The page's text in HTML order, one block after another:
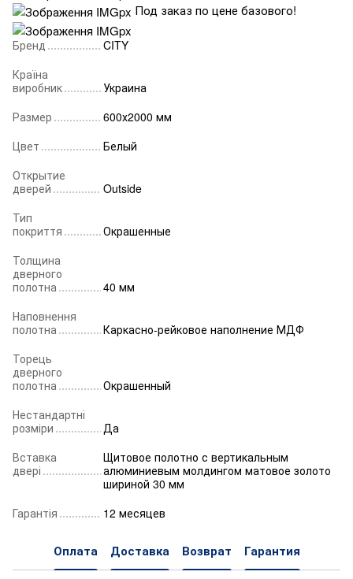
Под заказ по цене базового!
Бренд
CITY
Країна
виробник
Украина
Размер
600х2000 мм
Цвет
Белый
Открытие
дверей
Outside
Тип
покриття
Окрашенные
Толщина
дверного
полотна
40 мм
Наповнення
полотна
Каркасно-рейковое наполнение МДФ
Торець
дверного
полотна
Окрашенный
Нестандартні
розміри
Да
Вставка
двері
Щитовое полотно с вертикальным
алюминиевым молдингом матовое золото
шириной 30 мм
Гарантія
12 месяцев
Оплата Доставка Возврат Гарантия